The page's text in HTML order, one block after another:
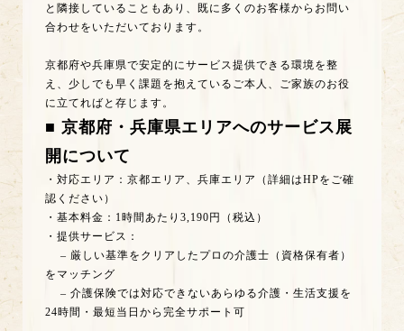
と隣接していることもあり、既に多くのお客様からお問い
合わせをいただいております。
京都府や兵庫県で安定的にサービス提供できる環境を整
え、少しでも早く課題を抱えているご本人、ご家族のお役
に立てればと存じます。
■ 京都府・兵庫県エリアへのサービス展
開について
・対応エリア：京都エリア、兵庫エリア（詳細はHPをご確
認ください）
・基本料金：1時間あたり3,190円（税込）
・提供サービス：
– 厳しい基準をクリアしたプロの介護士（資格保有者）
をマッチング
– 介護保険では対応できないあらゆる介護・生活支援を
24時間・最短当日から完全サポート可